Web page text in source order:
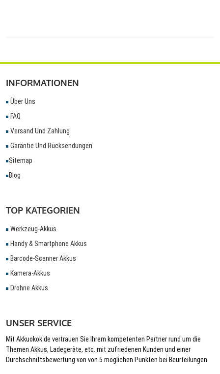
INFORMATIONEN
Über Uns
FAQ
Versand Und Zahlung
Garantie Und Rücksendungen
Sitemap
Blog
TOP KATEGORIEN
Werkzeug-Akkus
Handy & Smartphone Akkus
Barcode-Scanner Akkus
Kamera-Akkus
Drohne Akkus
UNSER SERVICE
Mit Akkuokok.de vertrauen Sie Ihrem kompetenten Partner rund um die
Themen Akkus, Ladegeräte, etc. mit zufriedenen Kunden und einer
Durchschnittsbewertung von von 5 möglichen Punkten bei Beurteilungen.